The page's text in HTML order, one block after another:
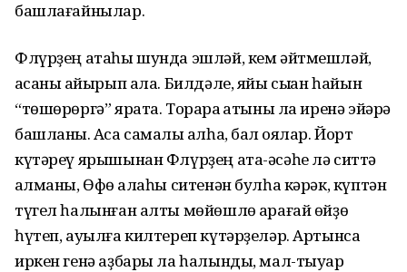
башлағай­нылар.
Флүрҙең атаһы шунда эшләй, кем әйтмешләй,
аҡсаны ҡайырып ала. Билдәле, яйы сыҡҡан һайын
“төшө­рөргә” ярата. Торараҡ ҡатыны ла иренә эйәрә
башланы. Аҡса самалы ҡалһа, бал ҡоялар. Йорт
күтәреү ярышынан Флүрҙең ата-әсәһе лә ситтә
ҡалманы, Өфө ҡалаһы ситенән булһа кәрәк, күптән
түгел һалынған алты мөйөшлө ҡарағай өйҙө
һүтеп, ауылға килтереп күтәрҙеләр. Артынса
иркен генә аҙ­бары ла һалынды, мал-тыуар